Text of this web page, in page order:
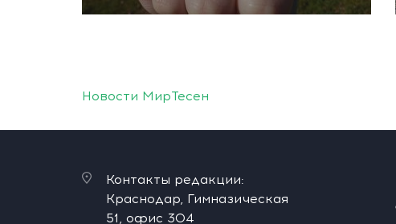
Новости МирТесен
Контакты редакции:
Краснодар, Гимназическая
51, офис 304